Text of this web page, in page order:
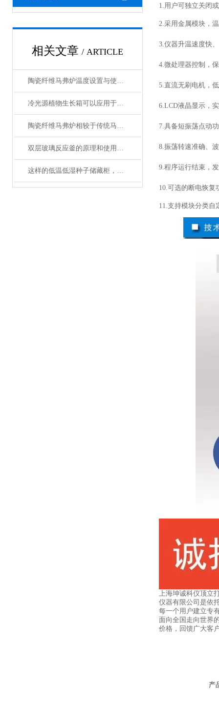
相关文章 / ARTICLE
陶瓷纤维马弗炉温度设置与使用方法
冷光源植物生长箱可以应用于各种植物的生长
陶瓷纤维马弗炉相较于传统马弗炉有哪些提升？
双层玻璃反应釜的原理和使用说明
这样的低温低湿种子储藏柜，您值得拥有
1.用户可独立关闭
2.采用金属模块，
3.仪器升温速度快
4.微处理器控制，
5.直流无刷电机，
6.LCD液晶显示，
7.具备短振荡点动
8.振荡转速准确、
9.程序运行结束，
10.可选的断电恢复
11.支持模块分类自
上海坤诚科仪顶立
仪器有限公司是依
每一个用户建立专
面向全国走向世界
价格，回馈广大客
产